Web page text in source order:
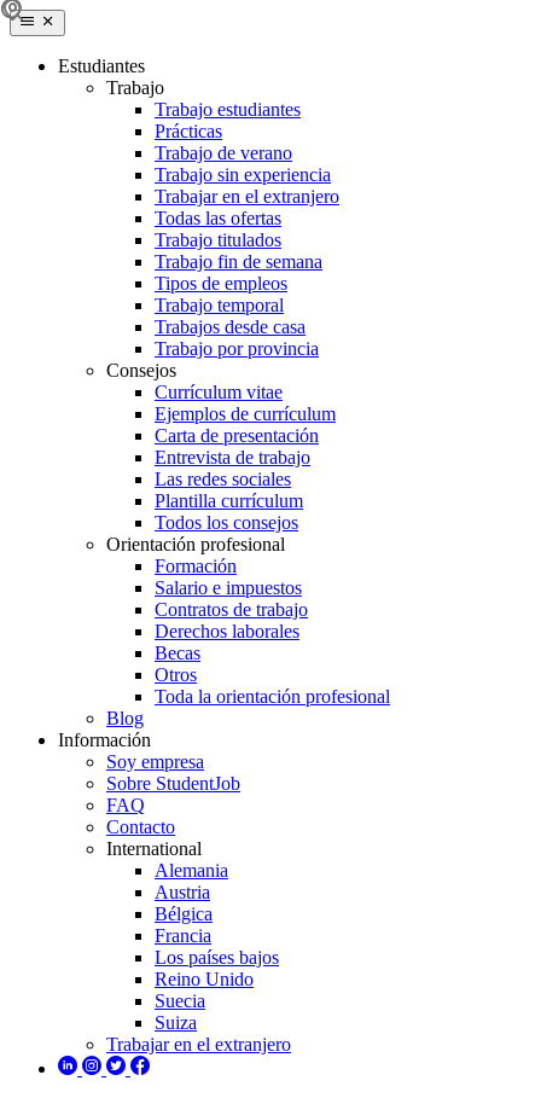
Estudiantes
Trabajo
Trabajo estudiantes
Prácticas
Trabajo de verano
Trabajo sin experiencia
Trabajar en el extranjero
Todas las ofertas
Trabajo titulados
Trabajo fin de semana
Tipos de empleos
Trabajo temporal
Trabajos desde casa
Trabajo por provincia
Consejos
Currículum vitae
Ejemplos de currículum
Carta de presentación
Entrevista de trabajo
Las redes sociales
Plantilla currículum
Todos los consejos
Orientación profesional
Formación
Salario e impuestos
Contratos de trabajo
Derechos laborales
Becas
Otros
Toda la orientación profesional
Blog
Información
Soy empresa
Sobre StudentJob
FAQ
Contacto
International
Alemania
Austria
Bélgica
Francia
Los países bajos
Reino Unido
Suecia
Suiza
Trabajar en el extranjero